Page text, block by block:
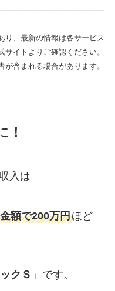
り、最新の情報は各サービス
サイトよりご確認ください。
含まれる場合があります。
！
入は
額で200万円ほど
クＳ 」です。